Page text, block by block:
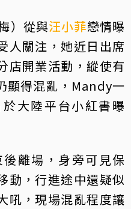
）從與汪小菲戀情曝
人關注，她近日出席
店開業活動，縱使有
顯得混亂，Mandy一
大陸平台小紅書曝
離場，身旁可見保
動，行進途中還疑似
吼，現場混亂程度讓